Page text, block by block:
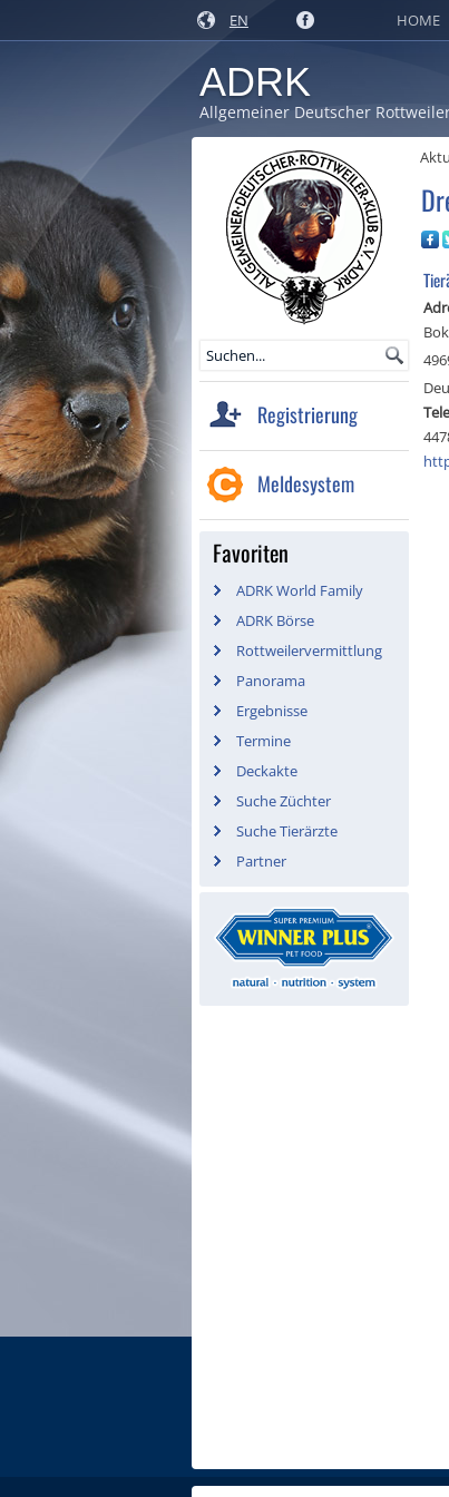
EN HOME
ADRK
Allgemeiner Deutscher
Registrierung
Meldesystem
Favoriten
ADRK World Family
ADRK Börse
Rottweilervermittlung
Panorama
Ergebnisse
Termine
Deckakte
Suche Züchter
Suche Tierärzte
Partner